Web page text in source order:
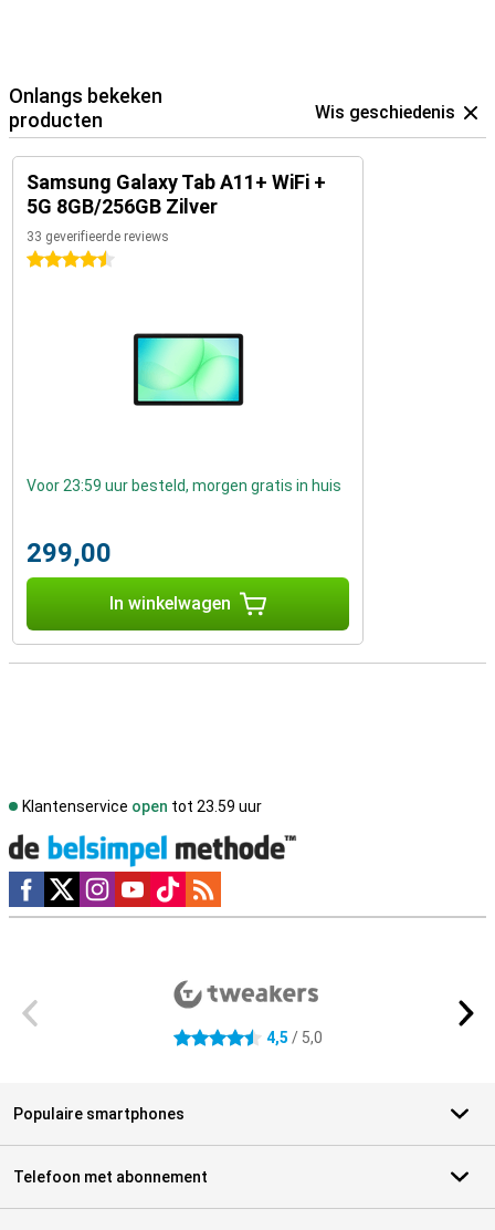
Onlangs bekeken
producten
Wis geschiedenis
Samsung Galaxy Tab A11+ WiFi +
5G 8GB/256GB Zilver
33 geverifieerde reviews
4.5 sterren
Voor 23:59 uur besteld, morgen gratis in huis
299,00
In winkelwagen
Klantenservice open tot 23.59 uur
Social media
4.5 sterren 4,5 / 5,0
Populaire smartphones
Telefoon met abonnement